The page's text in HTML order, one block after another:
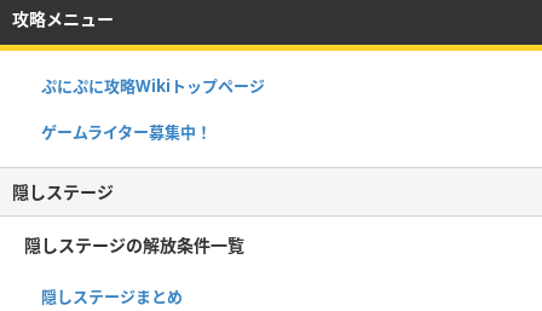
攻略メニュー
ぷにぷに攻略Wikiトップページ
ゲームライター募集中！
隠しステージ
隠しステージの解放条件一覧
隠しステージまとめ